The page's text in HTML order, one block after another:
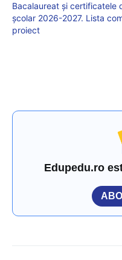
Bacalaureat și certificatele
școlar 2026-2027. Lista
proiect
Edupedu.ro